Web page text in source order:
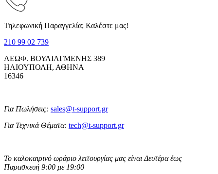
Τηλεφωνική Παραγγελία; Καλέστε μας!
210 99 02 739
ΛΕΩΦ. ΒΟΥΛΙΑΓΜΕΝΗΣ 389
ΗΛΙΟΥΠΟΛΗ, ΑΘΗΝΑ
16346
Για Πωλήσεις: sales@t-support.gr
Για Τεχνικά Θέματα: tech@t-support.gr
Το καλοκαιρινό ωράριο λειτουργίας μας είναι Δευτέρα έως
Παρασκευή 9:00 με 19:00